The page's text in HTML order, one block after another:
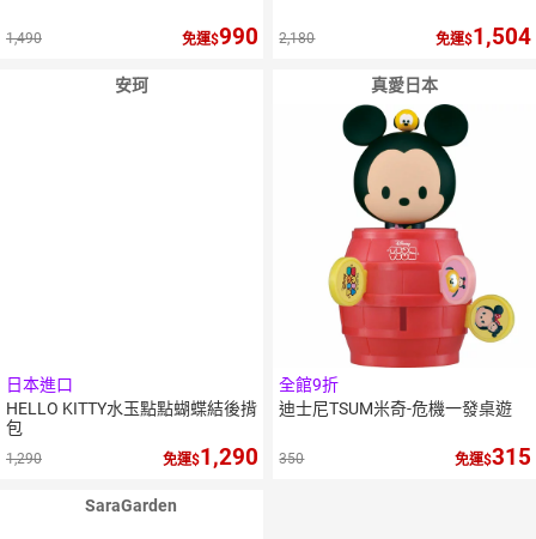
1,490 免運 990 2,180 免運 1,504
安珂
日本進口
HELLO KITTY水玉點點蝴蝶結後揹
包
1,290 免運 1,290
真愛日本
全館9折
迪士尼TSUM米奇-危機一發桌遊
350 免運 315
SaraGarden